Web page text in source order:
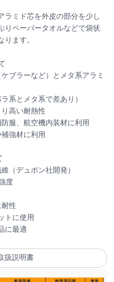
ラミド芯を外皮の部分を少し
りペーパータオルなどで袋状
ります。
ブラーなど）とメタ系アラミ
系とメタ系で差あり）
り高い耐熱性
服、航空機内装材に利用
強材に利用
（デュポン社開発）
度
耐性
トに使用
に最適
扱説明書